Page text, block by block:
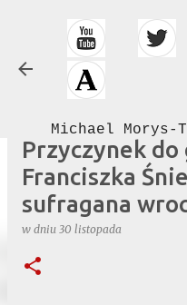
Przejdź do
Michael Morys-
Przyczynek
Franciszka
sufragana
w dniu 30 listopada